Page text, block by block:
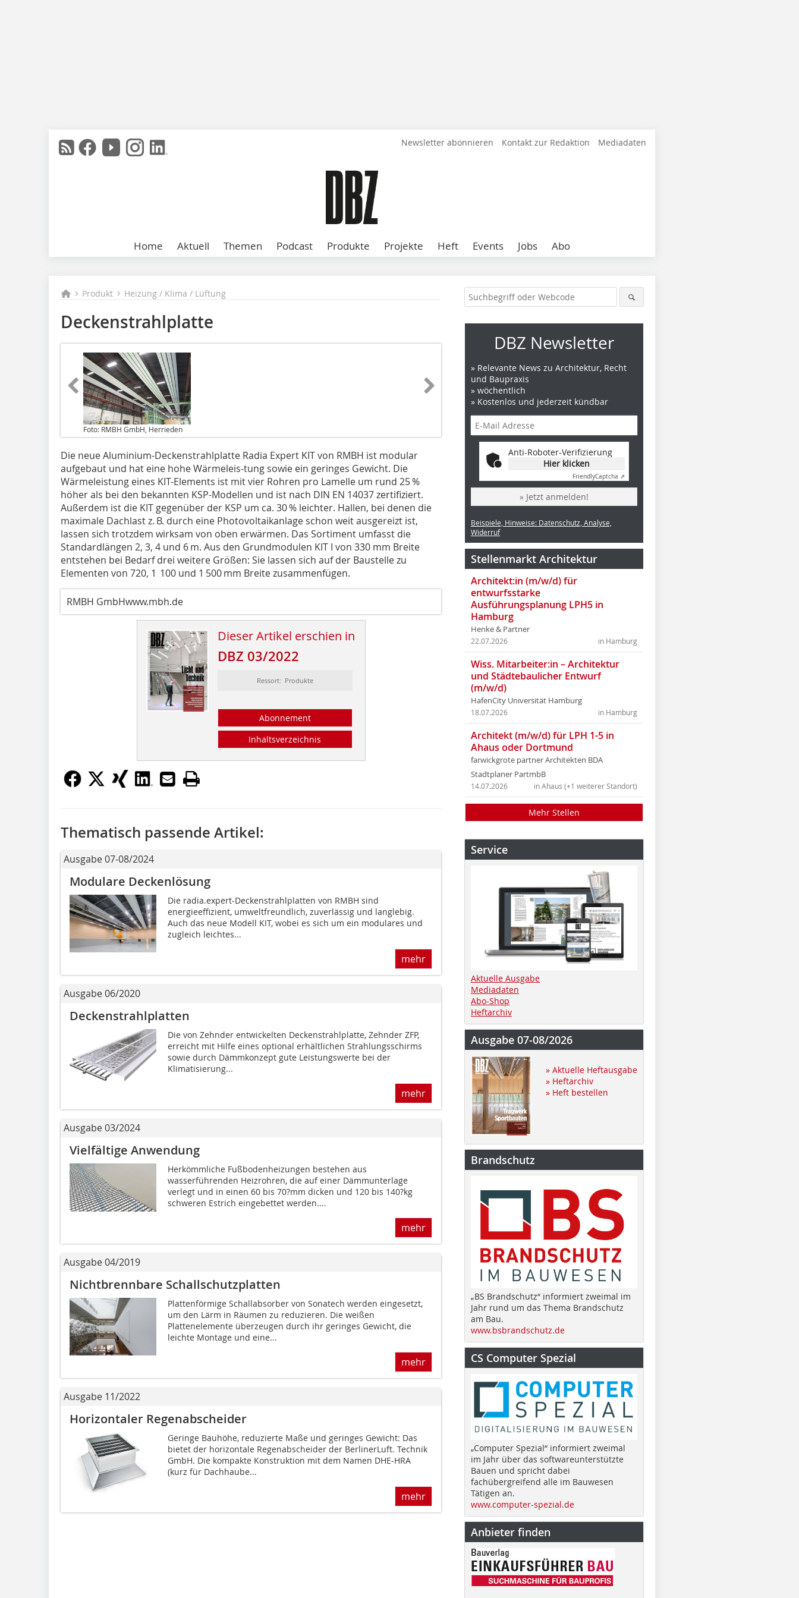
Newsletter abonnieren Kontakt zur Redaktion Mediadaten
Home Aktuell Themen Podcast Produkte Projekte Heft Events Jobs Abo
Produkt Heizung / Klima / Lüftung
Deckenstrahlplatte
Foto: RMBH GmbH, Herrieden
Die neue Aluminium-Deckenstrahlplatte Radia Expert KIT von RMBH ist modular
aufgebaut und hat eine hohe Wärmeleis-tung sowie ein geringes Gewicht. Die
Wärmeleistung eines KIT-Elements ist mit vier Rohren pro Lamelle um rund 25 %
höher als bei den bekannten KSP-Modellen und ist nach DIN EN 14037 zertifiziert.
Außerdem ist die KIT gegenüber der KSP um ca. 30 % leichter. Hallen, bei denen die
maximale Dachlast z. B. durch eine Photovoltaikanlage schon weit ausgereizt ist,
lassen sich trotzdem wirksam von oben erwärmen. Das Sortiment umfasst die
Standardlängen 2, 3, 4 und 6 m. Aus den Grundmodulen KIT I von 330 mm Breite
entstehen bei Bedarf drei weitere Größen: Sie lassen sich auf der Baustelle zu
Elementen von 720, 1 100 und 1 500 mm Breite zusammenfügen.
RMBH GmbHwww.mbh.de
Dieser Artikel erschien in
DBZ 03/2022
Ressort: Produkte
Abonnement
Inhaltsverzeichnis
Thematisch passende Artikel:
Ausgabe 07-08/2024
Modulare Deckenlösung
Die radia.expert-Deckenstrahlplatten von RMBH sind
energieeffizient, umweltfreundlich, zuverlässig und langlebig.
Auch das neue Modell KIT, wobei es sich um ein modulares und
zugleich leichtes...
mehr
Ausgabe 06/2020
Deckenstrahlplatten
Die von Zehnder entwickelten Deckenstrahlplatte, Zehnder ZFP,
erreicht mit Hilfe eines optional erhältlichen Strahlungsschirms
sowie durch Dämmkonzept gute Leistungswerte bei der
Klimatisierung...
mehr
Ausgabe 03/2024
Vielfältige Anwendung
Herkömmliche Fußbodenheizungen bestehen aus
wasserführenden Heizrohren, die auf einer Dämmunterlage
verlegt und in einen 60 bis 70?mm dicken und 120 bis 140?kg
schweren Estrich eingebettet werden....
mehr
Ausgabe 04/2019
Nichtbrennbare Schallschutzplatten
Plattenförmige Schallabsorber von Sonatech werden eingesetzt,
um den Lärm in Räumen zu reduzieren. Die weißen
Plattenelemente überzeugen durch ihr geringes Gewicht, die
leichte Montage und eine...
mehr
Ausgabe 11/2022
Horizontaler Regenabscheider
Geringe Bauhöhe, reduzierte Maße und geringes Gewicht: Das
bietet der horizontale Regenabscheider der BerlinerLuft. Technik
GmbH. Die kompakte Konstruktion mit dem Namen DHE-HRA
(kurz für Dachhaube...
mehr
DBZ Newsletter
» Relevante News zu Architektur, Recht
und Baupraxis
» wöchentlich
» Kostenlos und jederzeit kündbar
Anti-Roboter-Verifizierung
Hier klicken
FriendlyCaptcha ⇗
» Jetzt anmelden!
Beispiele, Hinweise: Datenschutz, Analyse,
Widerruf
Stellenmarkt Architektur
Architekt:in (m/w/d) für
entwurfsstarke
Ausführungsplanung LPH5 in
Hamburg
Henke & Partner
in Hamburg
22.07.2026
Wiss. Mitarbeiter:in – Architektur
und Städtebaulicher Entwurf
(m/w/d)
HafenCity Universität Hamburg
in Hamburg
18.07.2026
Architekt (m/w/d) für LPH 1-5 in
Ahaus oder Dortmund
farwickgrote partner Architekten BDA
Stadtplaner PartmbB
in Ahaus (+1 weiterer Standort)
14.07.2026
Mehr Stellen
Service
Aktuelle Ausgabe
Mediadaten
Abo-Shop
Heftarchiv
Ausgabe 07-08/2026
» Aktuelle Heftausgabe
» Heftarchiv
» Heft bestellen
Brandschutz
„BS Brandschutz“ informiert zweimal im
Jahr rund um das Thema Brandschutz
am Bau.
www.bsbrandschutz.de
CS Computer Spezial
„Computer Spezial“ informiert zweimal
im Jahr über das softwareunterstützte
Bauen und spricht dabei
fachübergreifend alle im Bauwesen
Tätigen an.
www.computer-spezial.de
Anbieter finden